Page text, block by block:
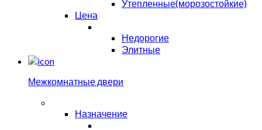
Утепленные(морозостойкие)
Цена
Недорогие
Элитные
Межкомнатные двери
Назначение